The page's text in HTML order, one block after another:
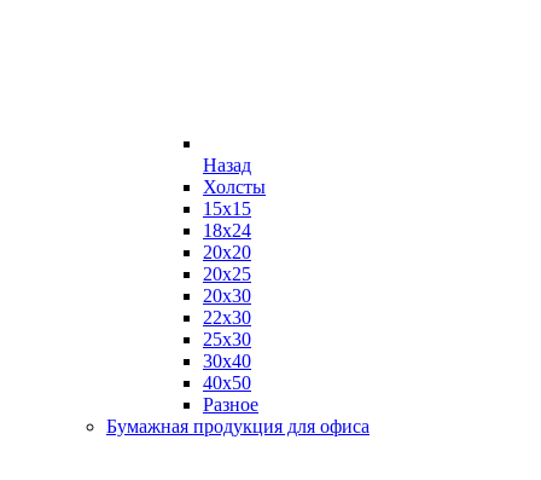
Назад
Холсты
15х15
18х24
20х20
20х25
20х30
22х30
25х30
30х40
40х50
Разное
Бумажная продукция для офиса